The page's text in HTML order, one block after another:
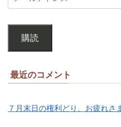
購読
最近のコメント
７月末日の権利どり、お疲れさ